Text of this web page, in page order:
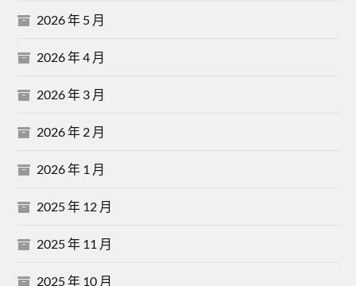
2026 年 5 月
2026 年 4 月
2026 年 3 月
2026 年 2 月
2026 年 1 月
2025 年 12 月
2025 年 11 月
2025 年 10 月